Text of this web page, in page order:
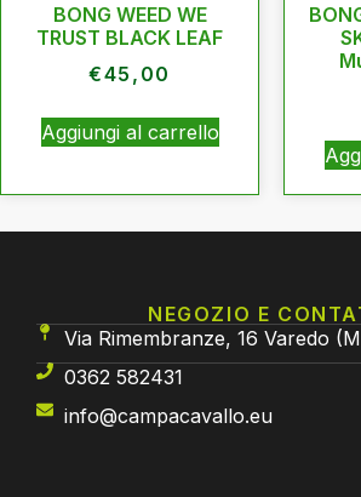
BONG WEED WE
TRUST BLACK LEAF
€45,00
Aggiungi al carrello
NEGOZIO E
Via Rimembranze, 16 Varedo
0362 582431
info@campacavallo.eu